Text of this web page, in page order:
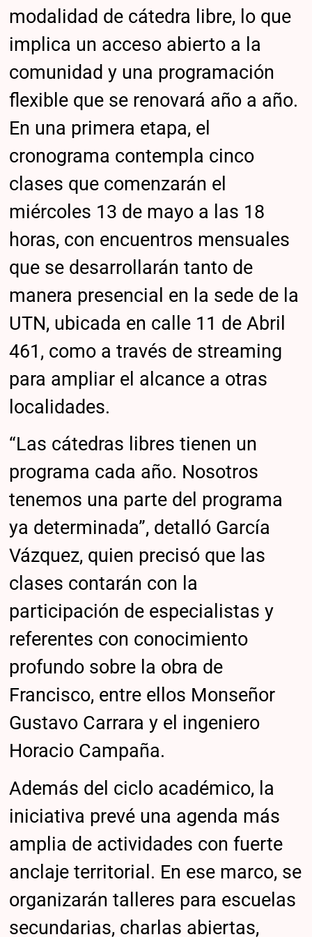
modalidad de cátedra libre, lo que
implica un acceso abierto a la
comunidad y una programación
flexible que se renovará año a año.
En una primera etapa, el
cronograma contempla cinco
clases que comenzarán el
miércoles 13 de mayo a las 18
horas, con encuentros mensuales
que se desarrollarán tanto de
manera presencial en la sede de la
UTN, ubicada en calle 11 de Abril
461, como a través de streaming
para ampliar el alcance a otras
localidades.
“Las cátedras libres tienen un
programa cada año. Nosotros
tenemos una parte del programa
ya determinada”, detalló García
Vázquez, quien precisó que las
clases contarán con la
participación de especialistas y
referentes con conocimiento
profundo sobre la obra de
Francisco, entre ellos Monseñor
Gustavo Carrara y el ingeniero
Horacio Campaña.
Además del ciclo académico, la
iniciativa prevé una agenda más
amplia de actividades con fuerte
anclaje territorial. En ese marco, se
organizarán talleres para escuelas
secundarias, charlas abiertas,